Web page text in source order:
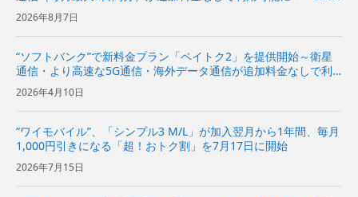
MOベストプラン」と「LINEMOベストプランV」が、国内外で
より安心・快適に～ | 企...
2026年8月7日
“ソフトバンク”で新料金プラン「ペイトク2」を提供開始～衛星
通信・より高速な5G通信・海外データ通信が追加料金なしで利
用でき、経済圏特典の拡充でPayPayポイント付与率が従来プラ
ンの2倍に～
2026年4月10日
“ワイモバイル”、「シンプル3 M/L」が加入翌月から1年間、毎月
1,000円引きになる「超！おトク割」を7月17日に開始
2026年7月15日